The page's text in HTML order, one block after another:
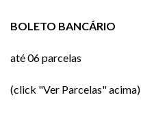
BOLETO BANCÁRIO
até 06 parcelas
(click "Ver Parcelas" acima)